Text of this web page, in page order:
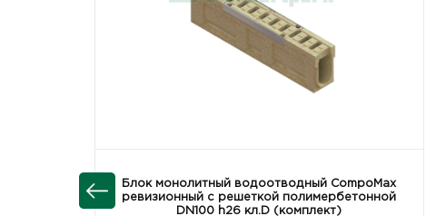
Блок монолитный водоотводный CompoMax
ревизионный с решеткой полимербетонной
DN100 h26 кл.D (комплект)